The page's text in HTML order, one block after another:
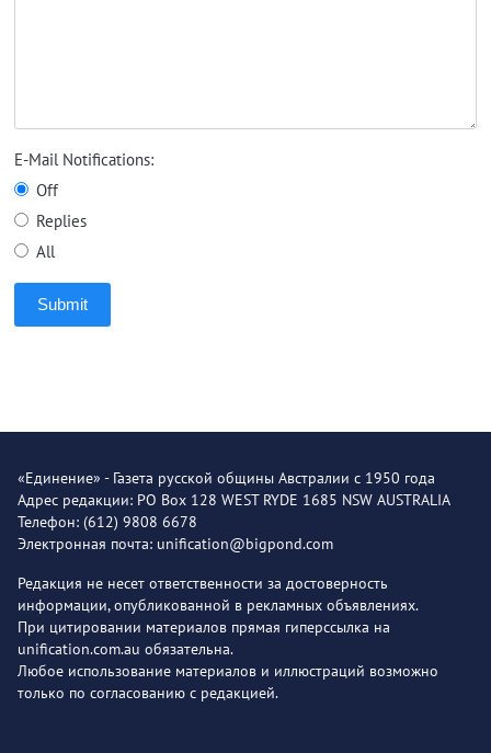
E-Mail Notifications:
Off
Replies
All
Submit
«Единение» - Газета русской общины Австралии с 1950 года
Адрес редакции: PO Box 128 WEST RYDE 1685 NSW AUSTRALIA
Телефон: (612) 9808 6678
Электронная почта: unification@bigpond.com
Редакция не несет ответственности за достоверность
информации, опубликованной в рекламных объявлениях.
При цитировании материалов прямая гиперссылка на
unification.com.au обязательна.
Любое использование материалов и иллюстраций возможно
только по согласованию с редакцией.